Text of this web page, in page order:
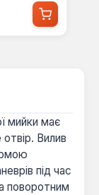
мийки має
Вилив
під час
поворотним